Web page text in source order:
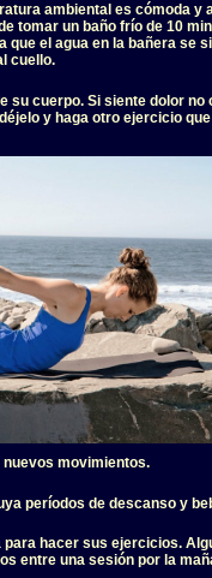
ambiental es cómoda
tomar un baño frío de 10
que el agua en la bañera
cuello.
su cuerpo. Si siente dolor
y haga otro ejercicio
movimientos.
períodos de descanso y
para hacer sus ejercicios.
entre una sesión por la